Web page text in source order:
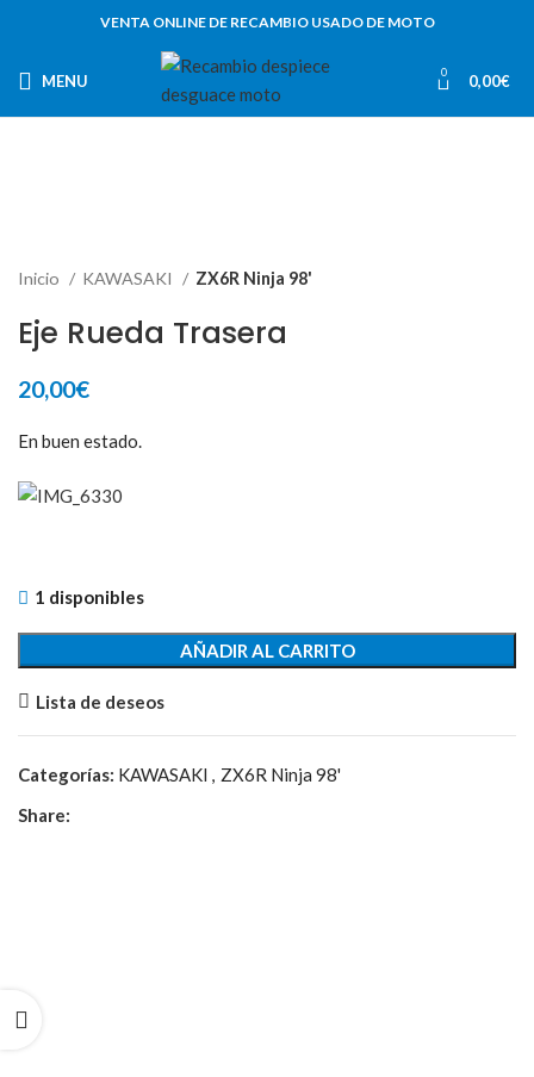
VENTA ONLINE DE RECAMBIO USADO DE MOTO
MENU 0 0,00€
Inicio KAWASAKI ZX6R Ninja 98'
Eje Rueda Trasera
20,00€
En buen estado.
1 disponibles
AÑADIR AL CARRITO
Lista de deseos
Categorías: KAWASAKI , ZX6R Ninja 98'
Share: